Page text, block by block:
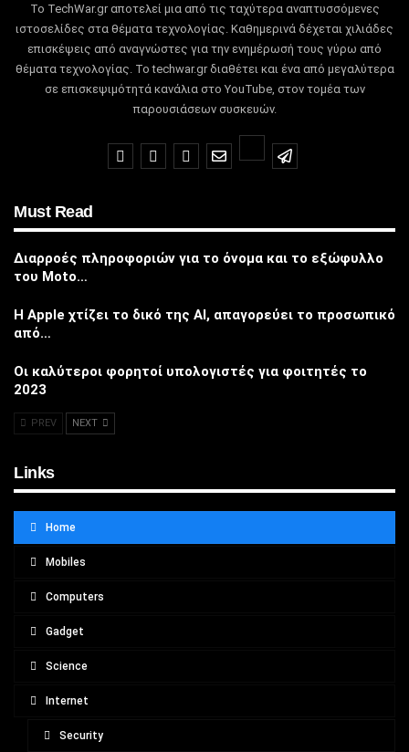
Το TechWar.gr αποτελεί μια από τις ταχύτερα αναπτυσσόμενες
ιστοσελίδες στα θέματα τεχνολογίας. Καθημερινά δέχεται χιλιάδες
επισκέψεις από αναγνώστες για την ενημέρωσή τους γύρω από
θέματα τεχνολογίας. Το techwar.gr διαθέτει και ένα από μεγαλύτερα
σε επισκεψιμότητά κανάλια στο YouTube, στον τομέα των
παρουσιάσεων συσκευών.
Must Read
Διαρροές πληροφοριών για το όνομα και το εξώφυλλο
του Moto…
Η Apple χτίζει το δικό της AI, απαγορεύει το προσωπικό
από…
Οι καλύτεροι φορητοί υπολογιστές για φοιτητές το
2023
PREV NEXT
Links
Home
Mobiles
Computers
Gadget
Science
Internet
Security